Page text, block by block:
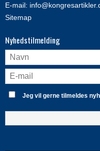
E-mail:
Sitemap
Nyhedstilmelding
Jeg vil gerne tilmeldes